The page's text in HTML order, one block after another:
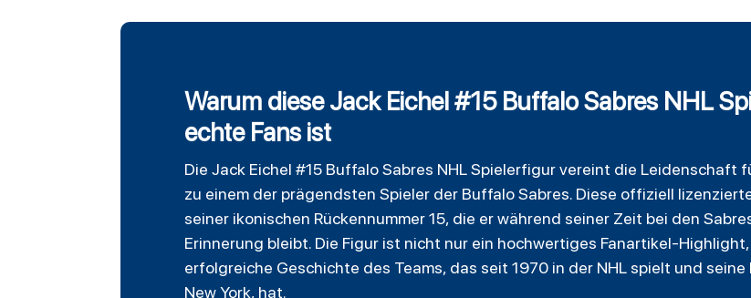
Warum diese Jack Eichel #15 Buffalo Sabres NHL
echte Fans ist
Die Jack Eichel #15 Buffalo Sabres NHL Spielerfigur vereint die Leidenschaft
zu einem der prägendsten Spieler der Buffalo Sabres. Diese offiziell
seiner ikonischen Rückennummer 15, die er während seiner Zeit bei den
Erinnerung bleibt. Die Figur ist nicht nur ein hochwertiges Fanartikel-
erfolgreiche Geschichte des Teams, das seit 1970 in der NHL spielt und
New York, hat.